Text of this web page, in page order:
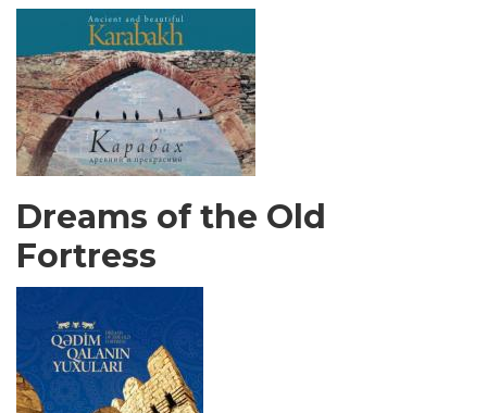
Dreams of the Old
Fortress